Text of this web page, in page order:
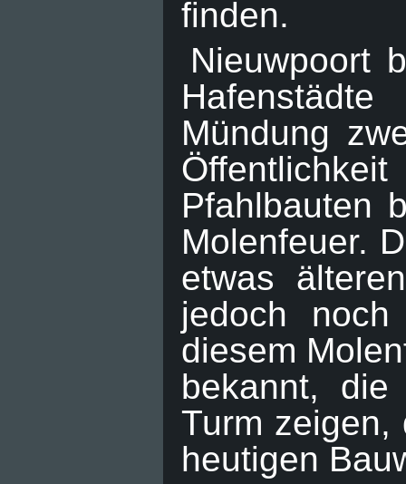
finden.
Nieuwpoort
Mündung
Pfahlbauten
Molenfeuer.
etwas
jedoch
diesem
bekannt,
Turm zeigen,
heutigen